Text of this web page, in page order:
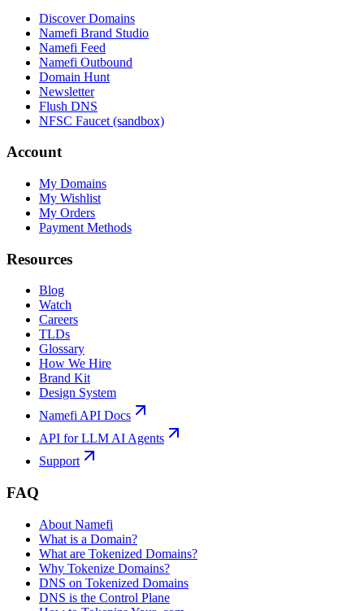
Discover Domains
Namefi Brand Studio
Namefi Feed
Namefi Outbound
Domain Hunt
Newsletter
Flush DNS
NFSC Faucet (sandbox)
Account
My Domains
My Wishlist
My Orders
Payment Methods
Resources
Blog
Watch
Careers
TLDs
Glossary
How We Hire
Brand Kit
Design System
Namefi API Docs
API for LLM AI Agents
Support
FAQ
About Namefi
What is a Domain?
What are Tokenized Domains?
Why Tokenize Domains?
DNS on Tokenized Domains
DNS is the Control Plane